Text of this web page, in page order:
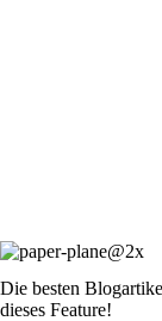
Die besten
dieses Feature!